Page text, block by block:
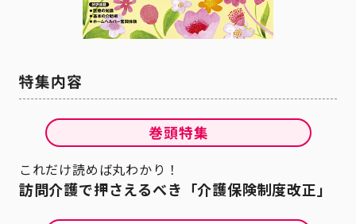
これだけ読めば丸わかり！
訪問介護で押さえるべき「介護保険制度改正」